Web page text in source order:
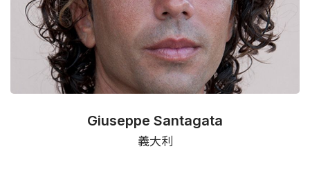
Giuseppe Santagata
義大利